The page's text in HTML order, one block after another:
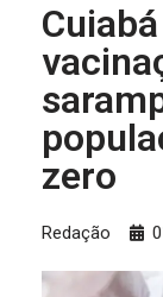
zero
Redação